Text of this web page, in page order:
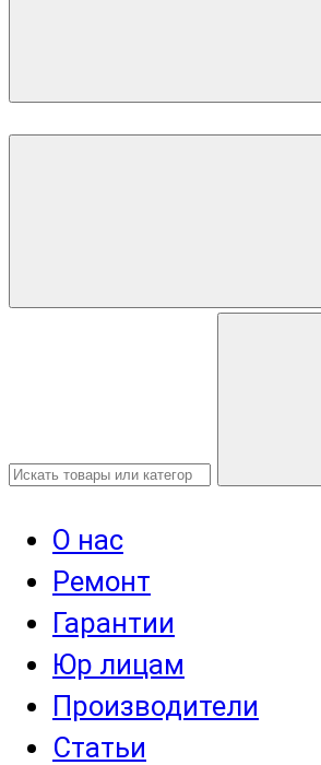
О нас
Ремонт
Гарантии
Юр лицам
Производители
Статьи